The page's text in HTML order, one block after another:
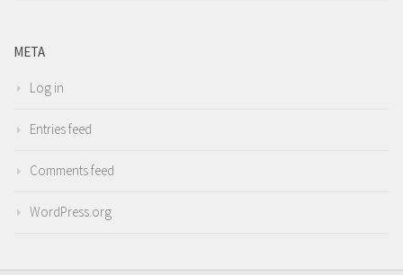
META
Log in
Entries feed
Comments feed
WordPress.org